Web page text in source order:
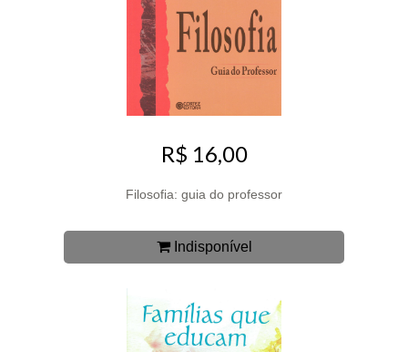
R$ 16,00
Filosofia: guia do professor
Indisponível